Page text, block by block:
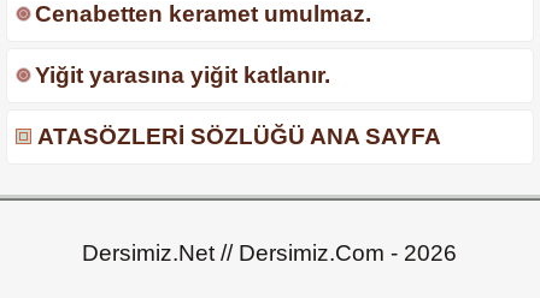
Cenabetten keramet umulmaz.
Yiğit yarasına yiğit katlanır.
ATASÖZLERİ SÖZLÜĞÜ ANA SAYFA
Dersimiz.Net // Dersimiz.Com - 2026